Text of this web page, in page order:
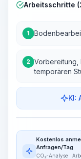
Arbeitsschritte
1
2 Vorbereitung,
temporären
KI:
Arbeitsschritte
Kostenlos
Anfragen/Tag
CO₂-Analyse ·